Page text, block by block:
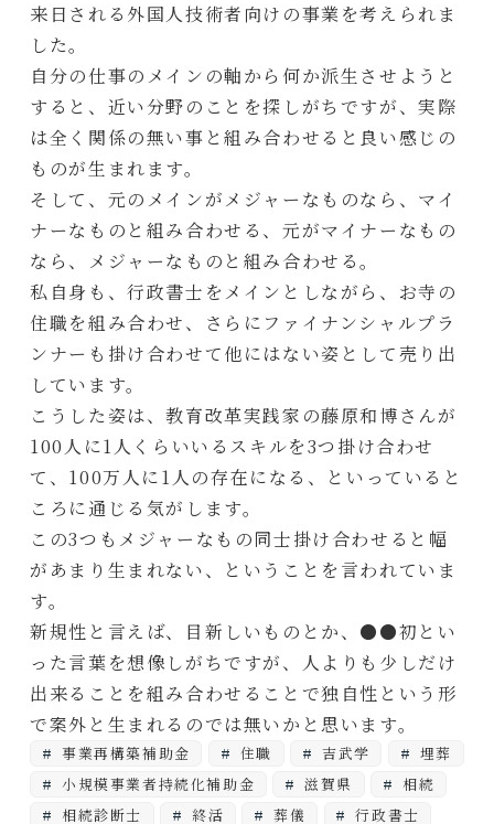
来日される外国人技術者向けの事業を考えられま
した。
自分の仕事のメインの軸から何か派生させようと
すると、近い分野のことを探しがちですが、実際
は全く関係の無い事と組み合わせると良い感じの
ものが生まれます。
そして、元のメインがメジャーなものなら、マイ
ナーなものと組み合わせる、元がマイナーなもの
なら、メジャーなものと組み合わせる。
私自身も、行政書士をメインとしながら、お寺の
住職を組み合わせ、さらにファイナンシャルプラ
ンナーも掛け合わせて他にはない姿として売り出
しています。
こうした姿は、教育改革実践家の藤原和博さんが
100人に1人くらいいるスキルを3つ掛け合わせ
て、100万人に1人の存在になる、といっていると
ころに通じる気がします。
この3つもメジャーなもの同士掛け合わせると幅
があまり生まれない、ということを言われていま
す。
新規性と言えば、目新しいものとか、●●初とい
った言葉を想像しがちですが、人よりも少しだけ
出来ることを組み合わせることで独自性という形
で案外と生まれるのでは無いかと思います。
事業再構築補助金 住職 吉武学
埋葬
小規模事業者持続化補助金
滋賀県
相続
相続診断士
終活 葬儀 行政書士